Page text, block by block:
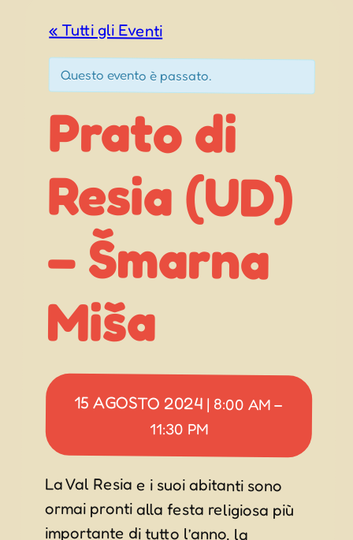
« Tutti gli Eventi
Questo evento è passato.
Prato di
Resia (UD)
– Šmarna
Miša
15 AGOSTO 2024 | 8:00 AM–
11:30 PM
La Val Resia e i suoi abitanti sono
ormai pronti alla festa religiosa più
importante di tutto l’anno, la
“Šmarna Miša”. Nella tradizione
locale il termine “Šmarna Miša” indica
“la Grande Messa in onore
dell’Assunzione di Maria”, alla quale